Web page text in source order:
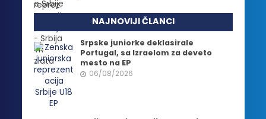
NAJNOVIJI ČLANCI
Srpske juniorke deklasirale
Portugal, sa Izraelom za deveto
mesto na EP
06/08/2026